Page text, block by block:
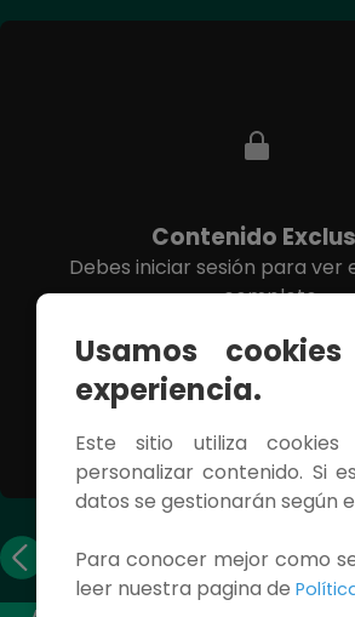
Contenido
Debes iniciar sesión para ver
completo.
INICIAR SESIÓN
anterior
Usamos
experiencia.
Este sitio utiliza
personalizar contenido. Si
datos se gestionarán según
Para conocer mejor como
leer nuestra pagina de